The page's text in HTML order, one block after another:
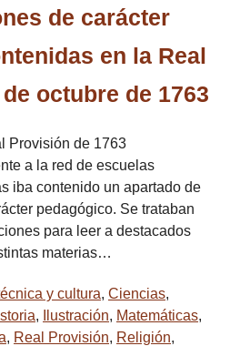
de carácter
en la Real
octubre de 1763
Provisión de 1763
a la red de escuelas
iba contenido un apartado de
pedagógico. Se trataban
para leer a destacados
materias…
y cultura, Ciencias,
, Ilustración, Matemáticas,
, Real Provisión, Religión,